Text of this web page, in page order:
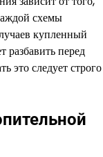
схемы
купленный
разбавить перед
это следует строго